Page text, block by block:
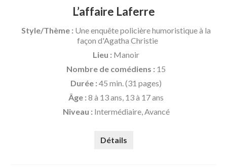
L’affaire Laferre
Style/Thème : Une enquête policière humoristique à la
façon d'Agatha Christie
Lieu : Manoir
Nombre de comédiens : 15
Durée : 45 min. (31 pages)
Âge : 8 à 13 ans, 13 à 17 ans
Niveau : Intermédiaire, Avancé
Détails